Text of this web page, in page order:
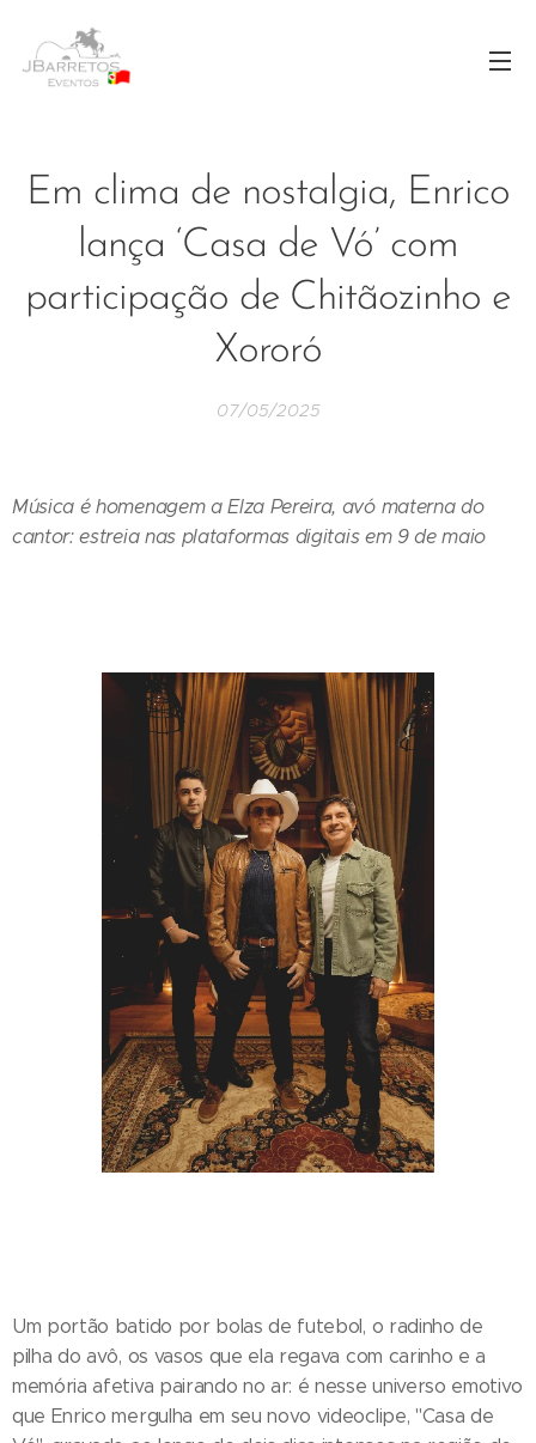
Em clima de nostalgia, Enrico
lança ‘Casa de Vó’ com
participação de Chitãozinho e
Xororó
07/05/2025
Música é homenagem a Elza Pereira, avó materna do
cantor: estreia nas plataformas digitais em 9 de maio
Um portão batido por bolas de futebol, o radinho de
pilha do avô, os vasos que ela regava com carinho e a
memória afetiva pairando no ar: é nesse universo emotivo
que Enrico mergulha em seu novo videoclipe, "Casa de